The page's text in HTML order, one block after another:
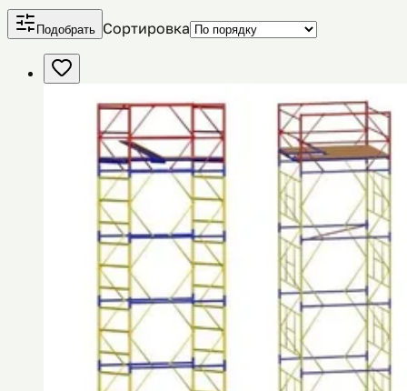
Подобрать Сортировка